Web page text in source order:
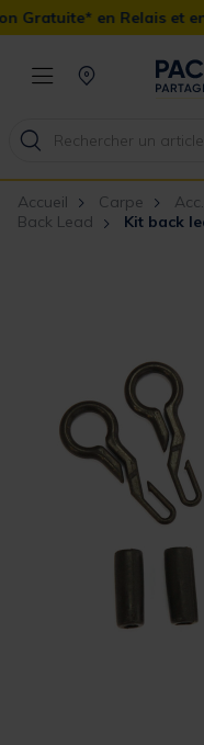
et en Magasin
Accueil Carpe
Back Lead
Kit back